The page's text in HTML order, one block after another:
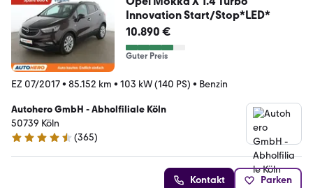
Innovation Start/Stop*LED*
10.890 €
Guter Preis
EZ 07/2017• 85.152 km • 103 kW (140 PS) • Benzin
Autohero GmbH - Abholfiliale Köln
50739 Köln
4.6 Sterne
(365)
Kontakt Parken